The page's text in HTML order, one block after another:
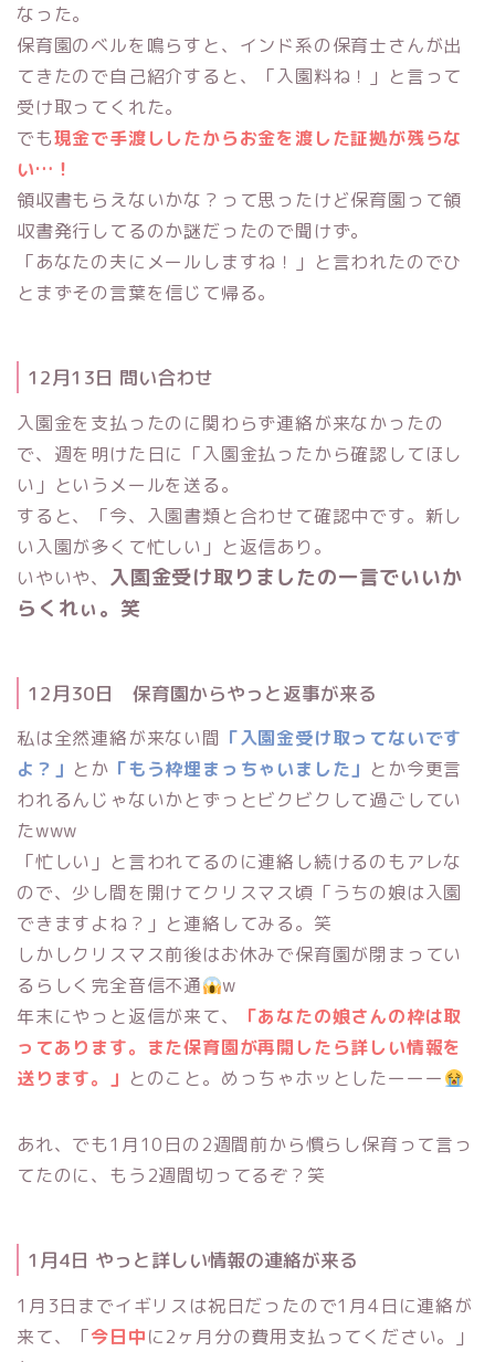
なった。
保育園のベルを鳴らすと、インド系の保育士さんが出
てきたので自己紹介すると、「入園料ね！」と言って
受け取ってくれた。
でも現金で手渡ししたからお金を渡した証拠が残らな
い…！
領収書もらえないかな？って思ったけど保育園って領
収書発行してるのか謎だったので聞けず。
「あなたの夫にメールしますね！」と言われたのでひ
とまずその言葉を信じて帰る。
12月13日 問い合わせ
入園金を支払ったのに関わらず連絡が来なかったの
で、週を明けた日に「入園金払ったから確認してほし
い」というメールを送る。
すると、「今、入園書類と合わせて確認中です。新し
い入園が多くて忙しい」と返信あり。
いやいや、 入園金受け取りましたの一言でいいか
らくれぃ。笑
12月30日 保育園からやっと返事が来る
私は全然連絡が来ない間 「入園金受け取ってないです
よ？」 とか 「もう枠埋まっちゃいました」 とか今更言
われるんじゃないかとずっとビクビクして過ごしてい
たwww
「忙しい」と言われてるのに連絡し続けるのもアレな
ので、少し間を開けてクリスマス頃「うちの娘は入園
できますよね？」と連絡してみる。笑
しかしクリスマス前後はお休みで保育園が閉まってい
るらしく完全音信不通
w
年末にやっと返信が来て、
「あなたの娘さんの枠は取
ってあります。また保育園が再開したら詳しい情報を
送ります。」 とのこと。めっちゃホッとしたーーー
あれ、でも1月10日の2週間前から慣らし保育って言っ
てたのに、もう2週間切ってるぞ？笑
1月4日 やっと詳しい情報の連絡が来る
1月3日までイギリスは祝日だったので1月4日に連絡が
来て、「今日中に2ヶ月分の費用支払ってください。」